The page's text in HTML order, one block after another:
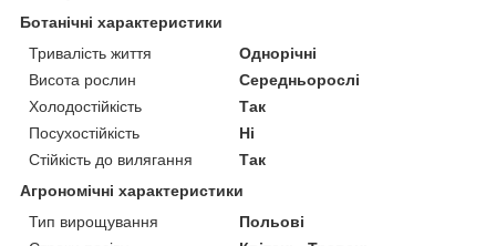
Ботанічні характеристики
Тривалість життя
Однорічні
Висота рослин
Середньорослі
Холодостійкість
Так
Посухостійкість
Ні
Стійкість до вилягання
Так
Агрономічні характеристики
Тип вирощування
Польові